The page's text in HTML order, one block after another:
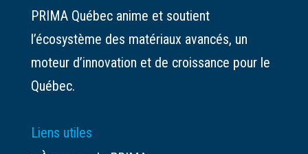
PRIMA Québec anime et soutient
l’écosystème des matériaux avancés, un
moteur d’innovation et de croissance pour le
Québec.
Liens utiles